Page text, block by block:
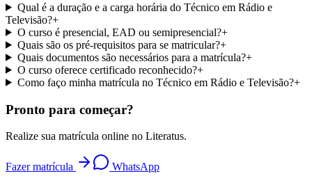
Qual é a duração e a carga horária do Técnico em Rádio e
Televisão?+
O curso é presencial, EAD ou semipresencial?+
Quais são os pré-requisitos para se matricular?+
Quais documentos são necessários para a matrícula?+
O curso oferece certificado reconhecido?+
Como faço minha matrícula no Técnico em Rádio e Televisão?+
Pronto para começar?
Realize sua matrícula online no Literatus.
Fazer matrícula WhatsApp